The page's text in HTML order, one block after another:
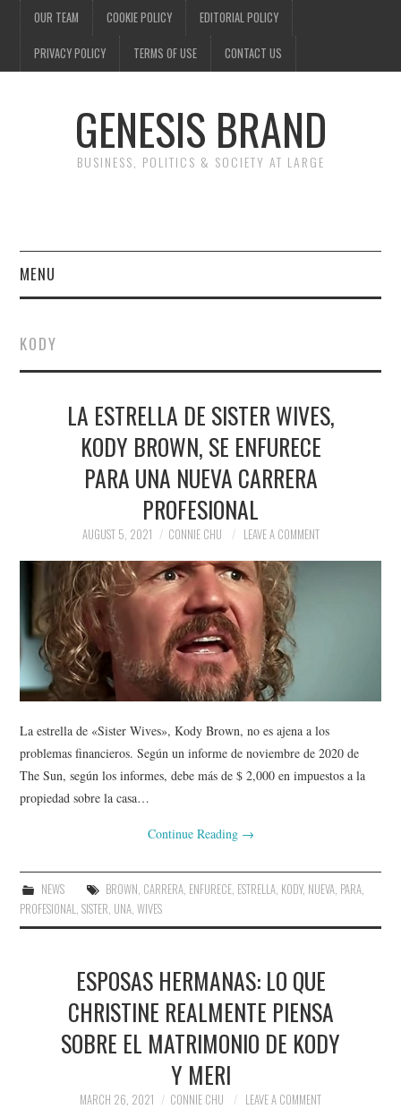
OUR TEAM COOKIE POLICY EDITORIAL POLICY
PRIVACY POLICY TERMS OF USE CONTACT US
GENESIS BRAND
BUSINESS, POLITICS & SOCIETY AT LARGE
MENU
FINANCE
NEWS
POLITICS
SPORTS
TECHNOLOGY
KODY
LA ESTRELLA DE SISTER WIVES,
KODY BROWN, SE ENFURECE
PARA UNA NUEVA CARRERA
PROFESIONAL
AUGUST 5, 2021 CONNIE CHU LEAVE A COMMENT
La estrella de «Sister Wives», Kody Brown, no es ajena a los
problemas financieros. Según un informe de noviembre de 2020 de
The Sun, según los informes, debe más de $ 2,000 en impuestos a la
propiedad sobre la casa…
Continue Reading →
NEWS BROWN, CARRERA, ENFURECE, ESTRELLA, KODY, NUEVA, PARA,
PROFESIONAL,SISTER, UNA,WIVES
ESPOSAS HERMANAS: LO QUE
CHRISTINE REALMENTE PIENSA
SOBRE EL MATRIMONIO DE KODY
Y MERI
MARCH 26, 2021 CONNIE CHU LEAVE A COMMENT